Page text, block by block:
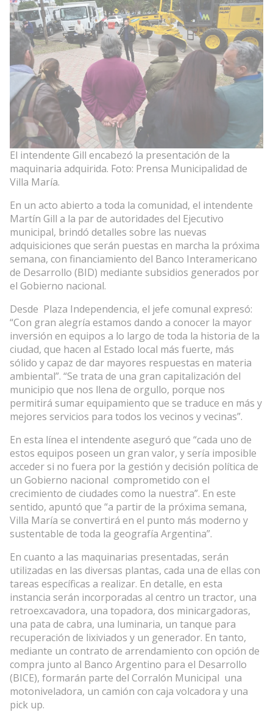
El intendente Gill encabezó la presentación de la
maquinaria adquirida. Foto: Prensa Municipalidad de
Villa María.
En un acto abierto a toda la comunidad, el intendente
Martín Gill a la par de autoridades del Ejecutivo
municipal, brindó detalles sobre las nuevas
adquisiciones que serán puestas en marcha la próxima
semana, con financiamiento del Banco Interamericano
de Desarrollo (BID) mediante subsidios generados por
el Gobierno nacional.
Desde Plaza Independencia, el jefe comunal expresó:
“Con gran alegría estamos dando a conocer la mayor
inversión en equipos a lo largo de toda la historia de la
ciudad, que hacen al Estado local más fuerte, más
sólido y capaz de dar mayores respuestas en materia
ambiental”. “Se trata de una gran capitalización del
municipio que nos llena de orgullo, porque nos
permitirá sumar equipamiento que se traduce en más y
mejores servicios para todos los vecinos y vecinas”.
En esta línea el intendente aseguró que “cada uno de
estos equipos poseen un gran valor, y sería imposible
acceder si no fuera por la gestión y decisión política de
un Gobierno nacional comprometido con el
crecimiento de ciudades como la nuestra”. En este
sentido, apuntó que “a partir de la próxima semana,
Villa María se convertirá en el punto más moderno y
sustentable de toda la geografía Argentina”.
En cuanto a las maquinarias presentadas, serán
utilizadas en las diversas plantas, cada una de ellas con
tareas específicas a realizar. En detalle, en esta
instancia serán incorporadas al centro un tractor, una
retroexcavadora, una topadora, dos minicargadoras,
una pata de cabra, una luminaria, un tanque para
recuperación de lixiviados y un generador. En tanto,
mediante un contrato de arrendamiento con opción de
compra junto al Banco Argentino para el Desarrollo
(BICE), formarán parte del Corralón Municipal una
motoniveladora, un camión con caja volcadora y una
pick up.